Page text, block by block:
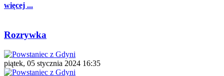
więcej ...
Rozrywka
piątek, 05 stycznia 2024 16:35